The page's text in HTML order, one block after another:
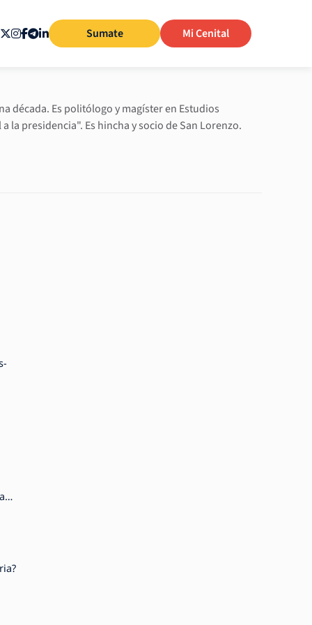
Sumate Mi Cenital
década. Es politólogo y magíster en Estudios
la presidencia". Es hincha y socio de San Lorenzo.